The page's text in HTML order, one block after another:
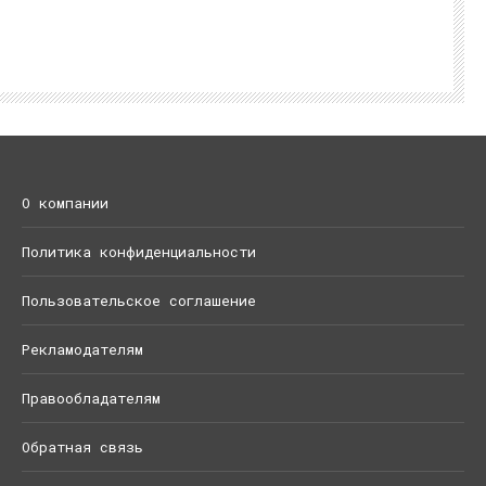
О компании
Политика конфиденциальности
Пользовательское соглашение
Рекламодателям
Правообладателям
Обратная связь